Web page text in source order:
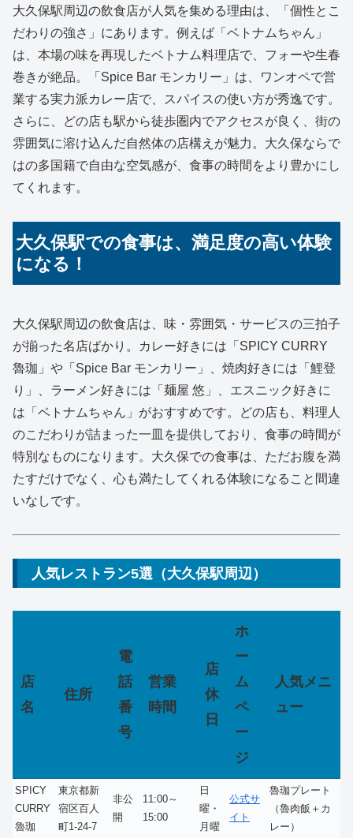
大久保駅周辺の飲食店が人気を集める理由は、「個性とこ
だわりの強さ」にあります。例えば「ベトナムちゃん」
は、本場の味を再現したベトナム料理店で、フォーや生春
巻きが絶品。「Spice Bar モンカリー」は、ワンオペで営
業する実力派カレー店で、スパイスの使い方が秀逸です。
さらに、どの店も駅から徒歩圏内でアクセスが良く、街の
雰囲気に溶け込んだ自然体の店構えが魅力。大久保ならで
はの多国籍で自由な空気感が、食事の時間をより豊かにし
てくれます。
大久保駅での食事は、満足度の高い体験
になる！
大久保駅周辺の飲食店は、味・雰囲気・サービスの三拍子
が揃った名店ばかり。カレー好きには「SPICY CURRY
魯珈」や「Spice Bar モンカリー」、焼肉好きには「鯉登
り」、ラーメン好きには「麺屋 悠」、エスニック好きに
は「ベトナムちゃん」がおすすめです。どの店も、料理人
のこだわりが詰まった一皿を提供しており、食事の時間が
特別なものになります。大久保での食事は、ただお腹を満
たすだけでなく、心も満たしてくれる体験になること間違
いなしです。
人気レストラン5選（大久保駅周辺）
店
名
住所
電
話
番
号
営業
時間
店
休
日
ホ
ー
ム
ペ
ー
ジ
人気メニ
ュー
SPICY
CURRY
魯珈
東京都新
宿区百人
町1-24-7
非公
開
11:00～
15:00
日
曜・
月曜
公式サ
イト
魯珈プレート
（魯肉飯＋カ
レー）